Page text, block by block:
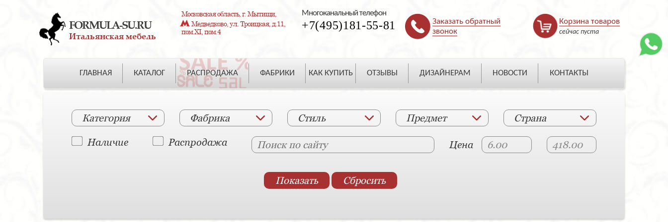
FORMULA-SU.RU
Итальянская мебель
Московская область, г. Мытищи,
Медведково, ул. Троицкая, д.11,
пом.XI, пом.4
Многоканальный телефон
+7(495)181-55-81
Заказать обратный
звонок
Корзина товаров
сейчас пуста
ГЛАВНАЯ КАТАЛОГ РАСПРОДАЖА ФАБРИКИ КАК КУПИТЬ ОТЗЫВЫ ДИЗАЙНЕРАМ НОВОСТИ КОНТАКТЫ
Категория Фабрика Стиль Предмет Страна
Наличие Распродажа Цена